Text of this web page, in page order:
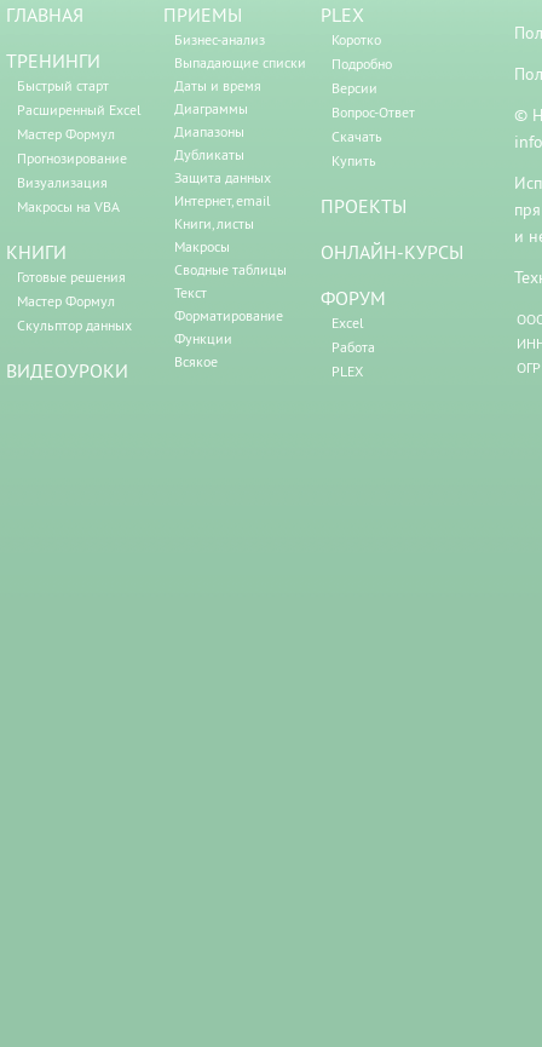
ГЛАВНАЯ
ТРЕНИНГИ
Быстрый старт
Расширенный Excel
Мастер Формул
Прогнозирование
Визуализация
Макросы на VBA
КНИГИ
Готовые решения
Мастер Формул
Скульптор данных
ВИДЕОУРОКИ
ПРИЕМЫ
Бизнес-анализ
Выпадающие списки
Даты и время
Диаграммы
Диапазоны
Дубликаты
Защита данных
Интернет, email
Книги, листы
Макросы
Сводные таблицы
Текст
Форматирование
Функции
Всякое
PLEX
Коротко
Подробно
Версии
Вопрос-Ответ
Скачать
Купить
ПРОЕКТЫ
ОНЛАЙН-КУРСЫ
ФОРУМ
Excel
Работа
PLEX
©
и